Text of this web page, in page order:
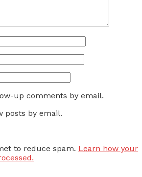
up comments by email.
posts by email.
to reduce spam. Learn how your